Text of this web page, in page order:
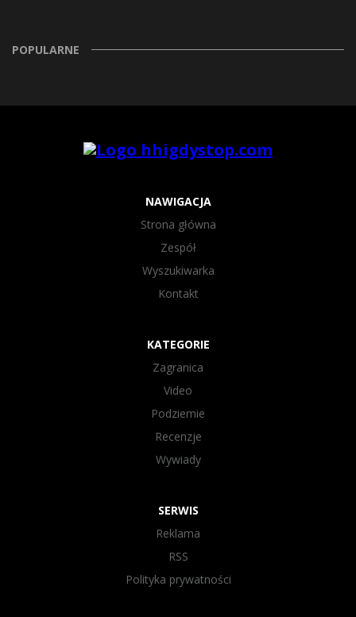
POPULARNE
NAWIGACJA
Strona główna
Zespół
Wyszukiwarka
Kontakt
KATEGORIE
Zagranica
Video
Podziemie
Recenzje
Wywiady
SERWIS
Reklama
RSS
Polityka prywatności